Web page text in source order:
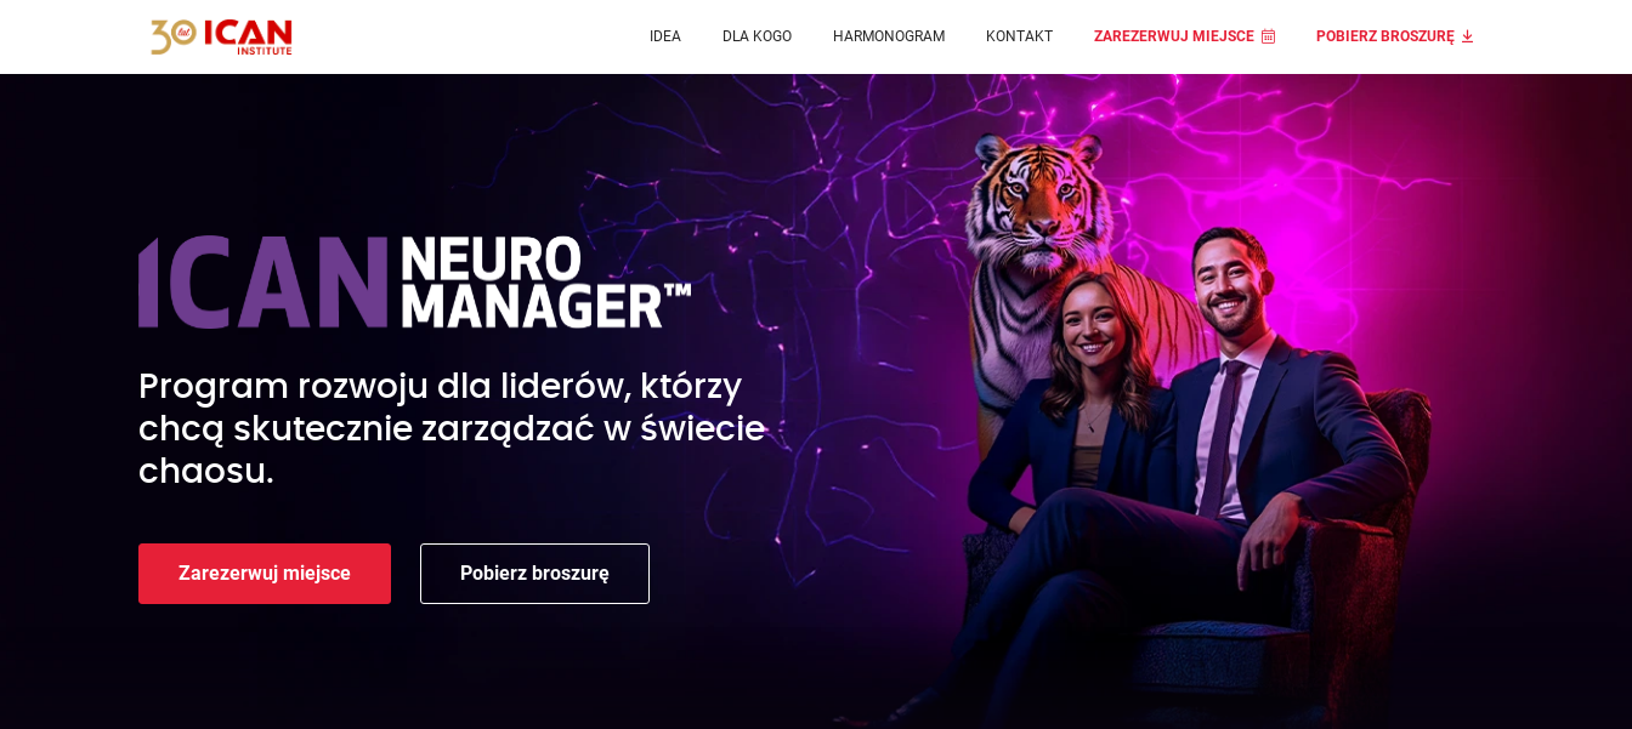
IDEA DLA KOGO HARMONOGRAM KONTAKT ZAREZERWUJ MIEJSCE POBIERZ BROSZURĘ
Program rozwoju dla liderów, którzy
chcą skutecznie zarządzać w świecie
chaosu.
Zarezerwuj miejsce Pobierz broszurę